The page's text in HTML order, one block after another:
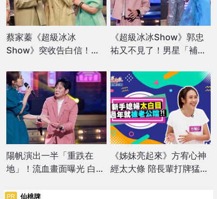
蔡家蓁《超級冰冰
Show》突收告白信！郭
曝光」
《超級冰冰Show》郭忠
祐又不見了！男星「補位
撫：振作一點
陽帆演出一半「重跌在
地」！流血畫面曝光 白冰
《姊妹亮起來》方宥心神
經太大條 陪長輩打牌猛胡
PR 仙桃牌